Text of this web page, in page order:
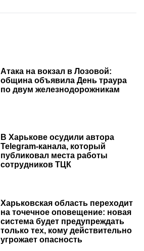
Атака на вокзал в Лозовой:
община объявила День траура
по двум железнодорожникам
В Харькове осудили автора
Telegram-канала, который
публиковал места работы
сотрудников ТЦК
Харьковская область переходит
на точечное оповещение: новая
система будет предупреждать
только тех, кому действительно
угрожает опасность